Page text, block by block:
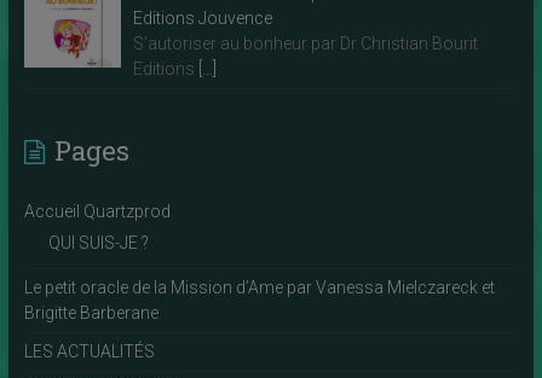
Editions Jouvence
S’autoriser au bonheur par Dr Christian Bourit
Editions
Pages
Accueil Quartzprod
QUI SUIS-JE ?
Le petit oracle de la Mission d’Ame par Vanessa Mielczareck et
Brigitte Barberane
LES ACTUALITÉS